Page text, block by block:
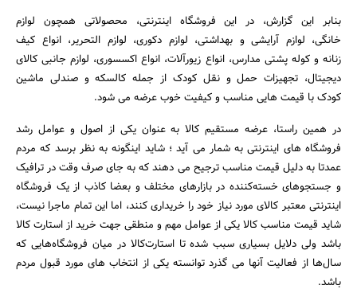
بنابر این گزارش، در این فروشگاه اینترنتی، محصولاتی همچون لوازم
خانگی، لوازم آرایشی و بهداشتی، لوازم دکوری، لوازم التحریر، انواع کیف
زنانه و کوله پشتی مدارس، انواع زیورآلات، انواع اکسسوری، لوازم جانبی کالای
دیجیتال، تجهیزات حمل و نقل کودک از جمله کالسکه و صندلی ماشین
کودک با قیمت هایی مناسب و کیفیت خوب عرضه می شود.
در همین راستا، عرضه مستقیم کالا به عنوان یکی از اصول و عوامل رشد
فروشگاه های اینترنتی به شمار می آید ؛ شاید اینگونه به نظر برسد که مردم
عمدتا به دلیل قیمت مناسب ترجیح می دهند که به جای صرف وقت در ترافیک
و جستجوهای خسته‌کننده در بازارهای مختلف و بعضا کاذب از یک فروشگاه
اینترنتی معتبر کالای مورد نیاز خود را خریداری کنند، اما این تمام ماجرا نیست،
شاید قیمت مناسب کالا یکی از عوامل مهم و منطقی جهت خرید از استارت کالا
باشد ولی دلایل بسیاری سبب شده تا استارت‌کالا در میان فروشگاه‌هایی که
سال‌ها از فعالیت آنها می گذرد توانسته یکی از انتخاب های مورد قبول مردم
باشد.